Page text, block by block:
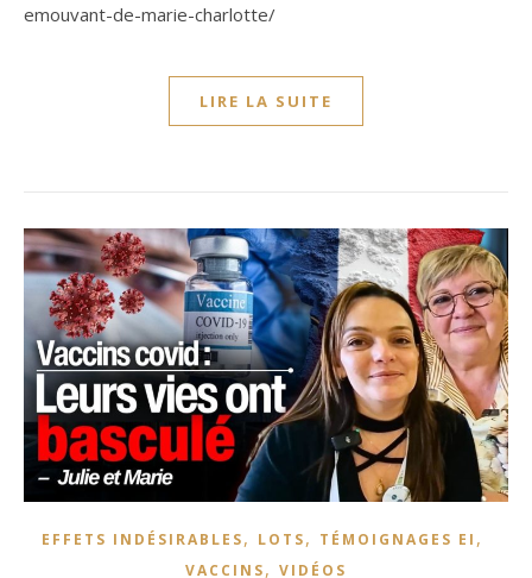
emouvant-de-marie-charlotte/
LIRE LA SUITE
EFFETS INDÉSIRABLES, LOTS, TÉMOIGNAGES EI ,
VACCINS, VIDÉOS